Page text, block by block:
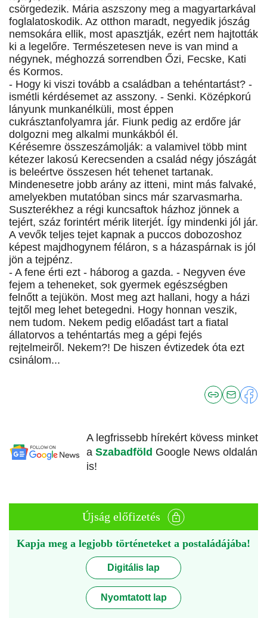
csörgedezik. Mária aszszony meg a magyartarkával
foglalatoskodik. Az otthon maradt, negyedik jószág
nemsokára ellik, most apasztják, ezért nem hajtották
ki a legelőre. Természetesen neve is van mind a
négynek, méghozzá sorrendben Őzi, Fecske, Kati
és Kormos.
- Hogy ki viszi tovább a családban a tehéntartást? -
ismétli kérdésemet az asszony. - Senki. Középkorú
lányunk munkanélküli, most éppen
cukrásztanfolyamra jár. Fiunk pedig az erdőre jár
dolgozni meg alkalmi munkákból él.
Kérésemre összeszámolják: a valamivel több mint
kétezer lakosú Kerecsenden a család négy jószágát
is beleértve összesen hét tehenet tartanak.
Mindenesetre jobb arány az itteni, mint más falvaké,
amelyekben mutatóban sincs már szarvasmarha.
Suszterékhez a régi kuncsaftok házhoz jönnek a
tejért, száz forintért mérik literjét. Így mindenki jól jár.
A vevők teljes tejet kapnak a puccos dobozoshoz
képest majdhogynem féláron, s a házaspárnak is jól
jön a tejpénz.
- A fene érti ezt - háborog a gazda. - Negyven éve
fejem a teheneket, sok gyermek egészségben
felnőtt a tejükön. Most meg azt hallani, hogy a házi
tejtől meg lehet betegedni. Hogy honnan veszik,
nem tudom. Nekem pedig előadást tart a fiatal
állatorvos a tehéntartás meg a gépi fejés
rejtelmeiről. Nekem?! De hiszen évtizedek óta ezt
csinálom...
A legfrissebb hírekért kövess minket
a Szabadföld Google News oldalán
is!
Újság előfizetés
Kapja meg a legjobb történeteket a postaládájába!
Digitális lap
Nyomtatott lap